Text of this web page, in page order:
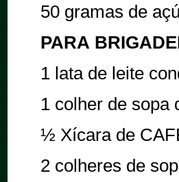
50 gramas de
PARA
1 lata de leite
1 colher de sopa
½ Xícara de
2 colheres de